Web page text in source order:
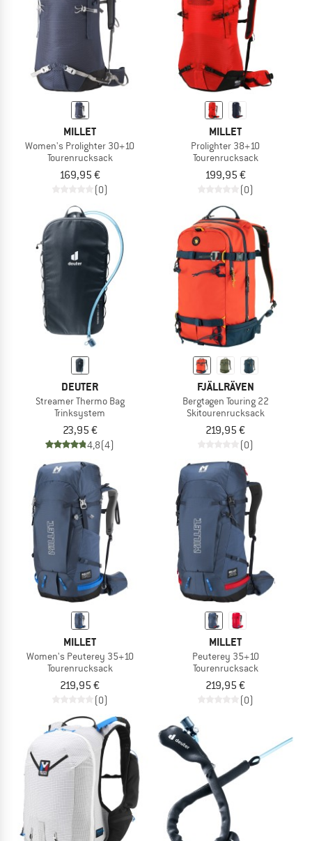
MILLET
Women's Prolighter 30+10
Tourenrucksack
169,95 €
(0)
MILLET
Prolighter 38+10
Tourenrucksack
199,95 €
(0)
DEUTER
Streamer Thermo Bag
Trinksystem
23,95 €
4,8(4)
FJÄLLRÄVEN
Bergtagen Touring 22
Skitourenrucksack
219,95 €
(0)
MILLET
Women's Peuterey 35+10
Tourenrucksack
219,95 €
(0)
MILLET
Peuterey 35+10
Tourenrucksack
219,95 €
(0)